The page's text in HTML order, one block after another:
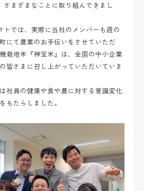
さまざまなことに取り組んできまし
トでは、実際に当社のメンバーも週の
にて農業のお手伝いをさせていただ
栽培米『神宝米』は、全国の中小企業
皆さまに召し上がっていただいていま
社員の健康や食や農に対する意識変化
もたらしました。